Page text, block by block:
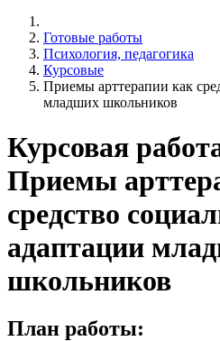
Готовые работы
Психология, педагогика
Курсовые
Приемы арттерапии как
младших школьников
Курсовая
Приемы
средство
адаптации
школьников
План работы: